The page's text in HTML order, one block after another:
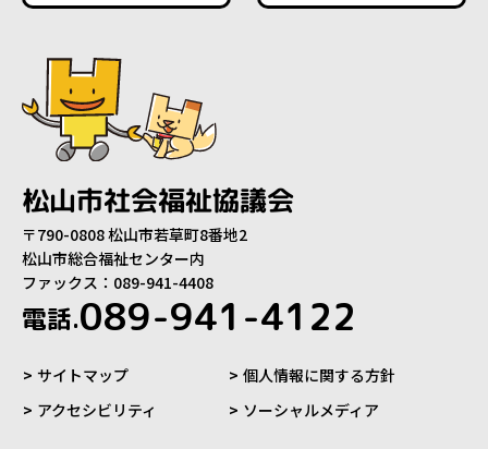
松山市社会福祉協議会
〒790-0808 松山市若草町8番地2
松山市総合福祉センター内
ファックス：089-941-4408
電話.089-941-4122
サイトマップ
個人情報に関する方針
アクセシビリティ
ソーシャルメディア